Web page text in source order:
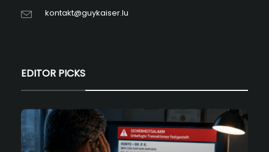
kontakt@guykaiser.lu
EDITOR PICKS